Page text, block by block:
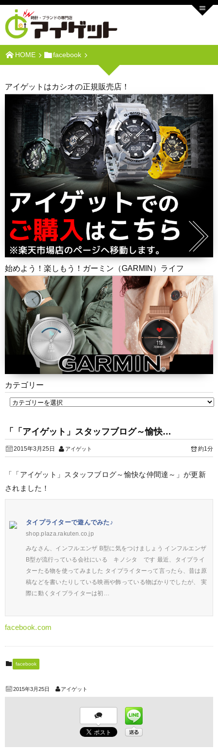
HOME facebook
アイゲットはカシオの正規販売店！
始めよう！楽しもう！ガーミン（GARMIN）ライフ
カテゴリー
「「アイゲット」スタッフブログ～愉快…
2015年3月25日 アイゲット 約1分
「「アイゲット」スタッフブログ～愉快な仲間達～」が更新
されました！
タイプライターで遊んでみた♪
shop.plaza.rakuten.co.jp
みなさん、インフルエンザ B型に気をつけましょう インフルエンザ
B型が流行っている会社にいる キノシタ です 最近、タイプライ
ターたる物を使ってみました タイプライターって言ったら、昔は原
稿などを書いたりしている映画や飾っている物ばかりでしたが、 実
際に動くタイプライターは初…
facebook.com
facebook
2015年3月25日 アイゲット